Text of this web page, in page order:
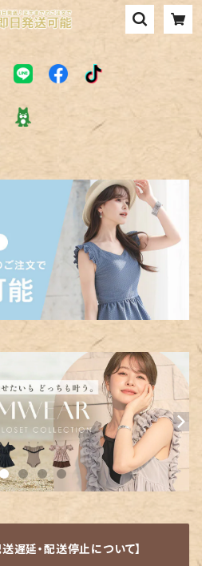
遅延・配送停止について】